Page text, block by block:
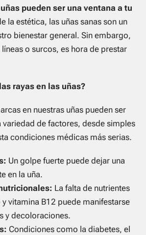
pueden ser una ventana a tu
la estética, las uñas sanas son un
bienestar general. Sin embargo,
o surcos, es hora de prestar
rayas en las uñas?
en nuestras uñas pueden ser
variedad de factores, desde simples
condiciones médicas más serias.
Un golpe fuerte puede dejar una
en la uña.
La falta de nutrientes
vitamina B12 puede manifestarse
y decoloraciones.
Condiciones como la diabetes, el